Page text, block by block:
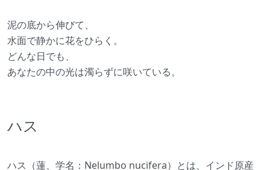
泥の底から伸びて、
水面で静かに花をひらく。
どんな日でも、
あなたの中の光は濁らずに咲いている。
ハス
ハス（蓮、学名：Nelumbo nucifera）とは、インド原産